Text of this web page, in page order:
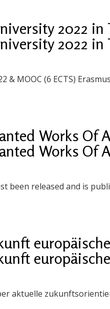
2022
2022
& MOOC (6 ECTS)
Works Of
Works Of
been released and is
aktuelle